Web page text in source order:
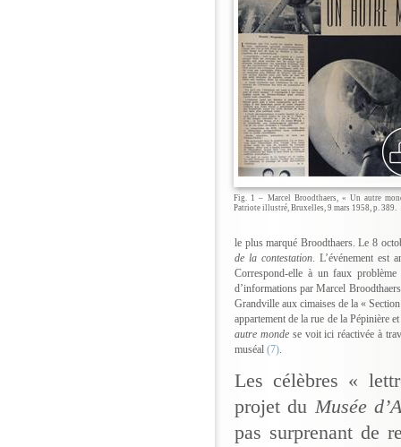
Fig. 1 – Marcel Broodthaers, « Un autre
Patriote illustré, Bruxelles, 9 mars 1958, p. 389.
le plus marqué Broodthaers. Le 8
de la contestation. L’événement est
Correspond-elle à un faux
d’informations par Marcel
Grandville aux cimaises de la «
appartement de la rue de la Pépinière
autre mondese voit ici réactivée à
muséal (7).
Les célèbres «
projet du Musée
pas surprenant de